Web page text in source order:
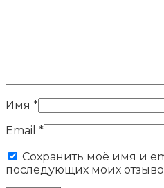
Имя *
Email *
Сохранить моё имя и
последующих моих